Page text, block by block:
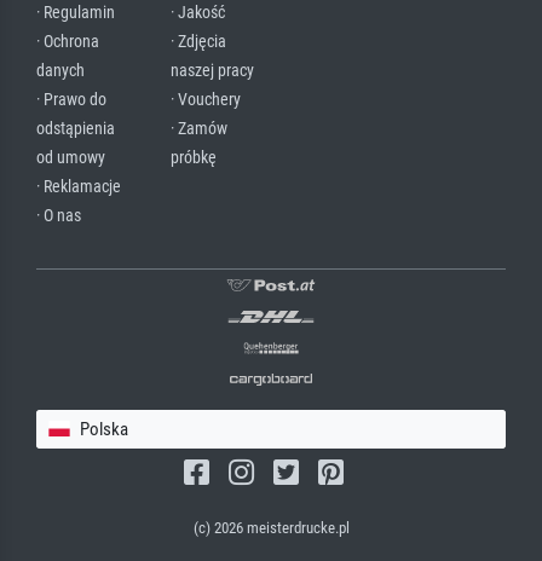
· Regulamin
· Ochrona
danych
· Prawo do
odstąpienia
od umowy
· Reklamacje
· O nas
· Jakość
· Zdjęcia
naszej pracy
· Vouchery
· Zamów
próbkę
Polska
(c) 2026 meisterdrucke.pl